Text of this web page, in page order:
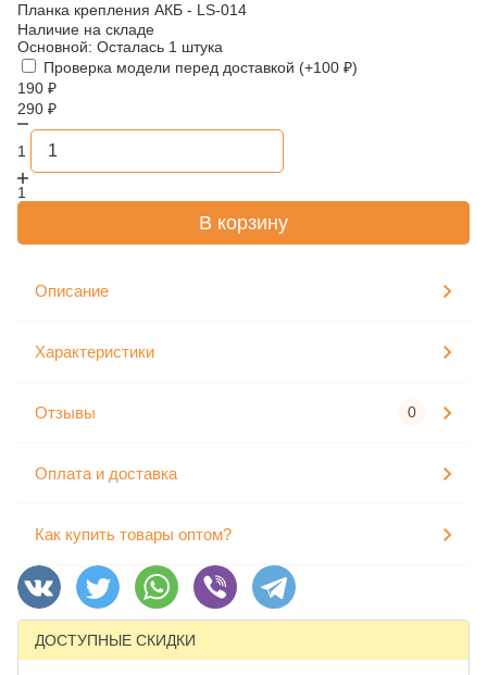
Планка крепления АКБ - LS-014
Наличие на складе
Основной: Осталась 1 штука
Проверка модели перед доставкой (+100 ₽)
190 ₽
290 ₽
1
1
В корзину
Описание
Характеристики
Отзывы 0
Оплата и доставка
Как купить товары оптом?
ДОСТУПНЫЕ СКИДКИ